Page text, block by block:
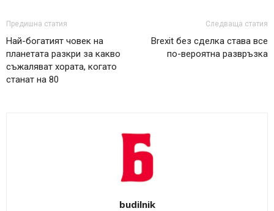
Предишна статия
Най-богатият човек на
планетата разкри за какво
съжаляват хората, когато
станат на 80
Следваща статия
Brexit без сделка става все
по-вероятна развръзка
budilnik